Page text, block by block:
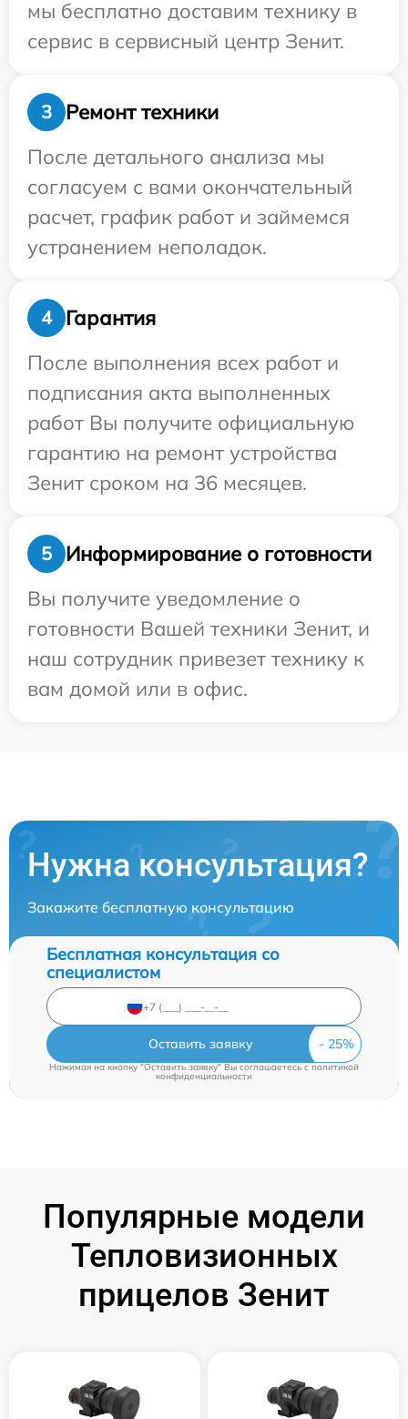
мы бесплатно доставим технику в
сервис в сервисный центр Зенит.
3
Ремонт техники
После детального анализа мы
согласуем с вами окончательный
расчет, график работ и займемся
устранением неполадок.
4
Гарантия
После выполнения всех работ и
подписания акта выполненных
работ Вы получите официальную
гарантию на ремонт устройства
Зенит сроком на 36 месяцев.
5
Информирование о готовности
Вы получите уведомление о
готовности Вашей техники Зенит, и
наш сотрудник привезет технику к
вам домой или в офис.
Нужна консультация?
Закажите бесплатную консультацию
Бесплатная консультация со
специалистом
Оставить заявку
Нажимая на кнопку "Оставить заявку" Вы соглашаетесь cполитикой
конфиденциальности
Популярные модели
Тепловизионных
прицелов Зенит